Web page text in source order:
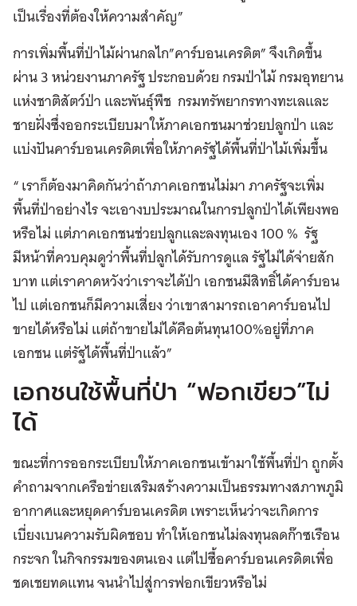
เป็นเรื่องที่ต้องให้ความสำคัญ”
การเพิ่มพื้นที่ป่าไม้ผ่านกลไก”คาร์บอนเครดิต” จึงเกิดขึ้น
ผ่าน 3 หน่วยงานภาครัฐ ประกอบด้วย กรมป่าไม้ กรมอุทยาน
แห่งชาติสัตว์ป่า และพันธุ์พืช กรมทรัพยากรทางทะเลและ
ชายฝั่งซึ่งออกระเบียบมาให้ภาคเอกชนมาช่วยปลูกป่า และ
แบ่งปันคาร์บอนเครดิตเพื่อให้ภาครัฐได้พื้นที่ป่าไม้เพิ่มขึ้น
“ เราก็ต้องมาคิดกันว่าถ้าภาคเอกชนไม่มา ภาครัฐจะเพิ่ม
พื้นที่ป่าอย่างไร จะเอางบประมาณในการปลูกป่าได้เพียงพอ
หรือไม่ แต่ภาคเอกชนช่วยปลูกและลงทุนเอง 100 % รัฐ
มีหน้าที่ควบคุมดูว่าพื้นที่ปลูกได้รับการดูแล รัฐไม่ได้จ่ายสัก
บาท แต่เราคาดหวังว่าเราจะได้ป่า เอกชนมีสิทธิ์ได้คาร์บอน
ไป แต่เอกชนก็มีความเสี่ยง ว่าเขาสามารถเอาคาร์บอนไป
ขายได้หรือไม่ แต่ถ้าขายไม่ได้คือต้นทุน100%อยู่ที่ภาค
เอกชน แต่รัฐได้พื้นที่ป่าแล้ว”
เอกชนใช้พื้นที่ป่า “ฟอกเขียว”ไม่
ได้
ขณะที่การออกระเบียบให้ภาคเอกชนเข้ามาใช้พื้นที่ป่า ถูกตั้ง
คำถามจากเครือข่ายเสริมสร้างความเป็นธรรมทางสภาพภูมิ
อากาศและหยุดคาร์บอนเครดิต เพราะเห็นว่าจะเกิดการ
เบี่ยงเบนความรับผิดชอบ ทำให้เอกชนไม่ลงทุนลดก๊าซเรือน
กระจก ในกิจกรรมของตนเอง แต่ไปซื้อคาร์บอนเครดิตเพื่อ
ชดเชยทดแทน จนนำไปสู่การฟอกเขียวหรือไม่